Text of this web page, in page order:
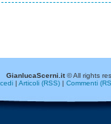
GianlucaScerni.it© All rights
| Articoli (RSS)| Commenti